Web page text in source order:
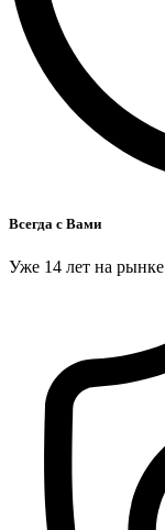
Всегда с Вами
Уже 14 лет на рынке